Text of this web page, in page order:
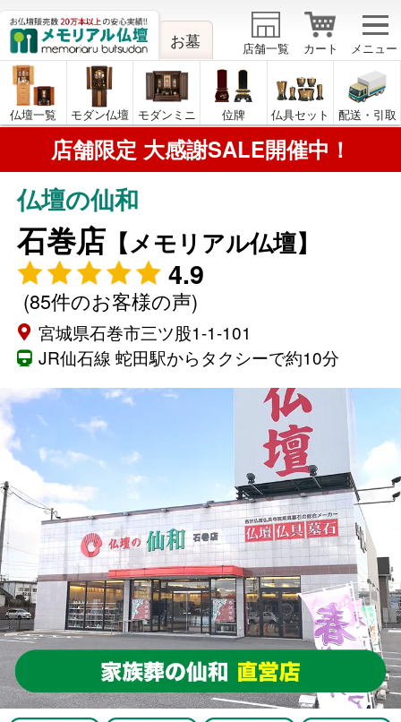
お墓 メニュー
カート
店舗一覧
仏壇一覧 モダン仏壇 モダンミニ 位牌 仏具セット 配送・引取
店舗限定 大感謝SALE開催中！
仏壇の仙和
石巻店 【メモリアル仏壇】
4.9
(85件のお客様の声)
宮城県石巻市三ツ股1-1-101
JR仙石線 蛇田駅からタクシーで約10分